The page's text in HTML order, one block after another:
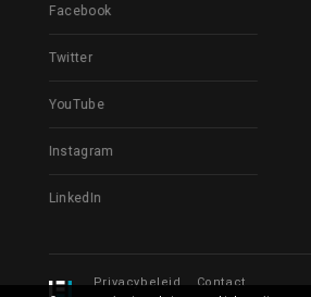
Facebook
Twitter
YouTube
Instagram
LinkedIn
Privacybeleid Contact